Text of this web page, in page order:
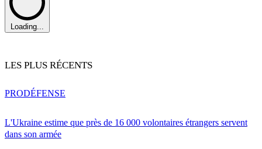
Loading...
LES PLUS RÉCENTS
L'Ukraine estime que près de 16 000 volontaires étrangers servent
dans son armée
PRODÉFENSE